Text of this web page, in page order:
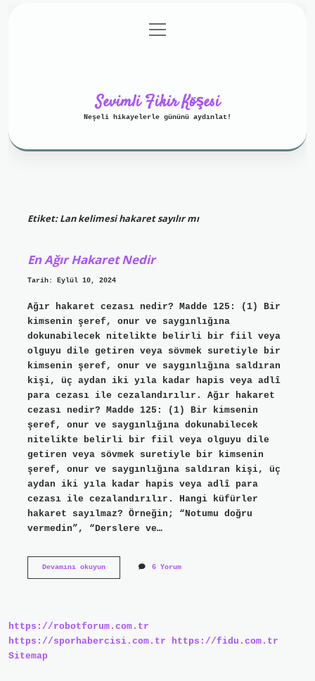
Gizlilik Politikası
menüyü
aç
Sevimli Fikir Köşesi
Neşeli hikayelerle gününü aydınlat!
Etiket:Lan kelimesi hakaret sayılır mı
En Ağır Hakaret Nedir
Tarih: Eylül 10, 2024
Ağır hakaret cezası nedir? Madde 125: (1) Bir
kimsenin şeref, onur ve saygınlığına
dokunabilecek nitelikte belirli bir fiil veya
olguyu dile getiren veya sövmek suretiyle bir
kimsenin şeref, onur ve saygınlığına saldıran
kişi, üç aydan iki yıla kadar hapis veya adlî
para cezası ile cezalandırılır. Ağır hakaret
cezası nedir? Madde 125: (1) Bir kimsenin
şeref, onur ve saygınlığına dokunabilecek
nitelikte belirli bir fiil veya olguyu dile
getiren veya sövmek suretiyle bir kimsenin
şeref, onur ve saygınlığına saldıran kişi, üç
aydan iki yıla kadar hapis veya adlî para
cezası ile cezalandırılır. Hangi küfürler
hakaret sayılmaz? Örneğin; “Notumu doğru
vermedin”, “Derslere ve…
Devamını okuyunEn
6 Yorum
https://robotforum.com.tr
https://sporhabercisi.com.tr
https://fidu.com.tr
Sitemap